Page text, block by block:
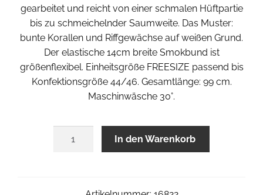
gearbeitet und reicht von einer schmalen Hüftpartie
bis zu schmeichelnder Saumweite. Das Muster:
bunte Korallen und Riffgewächse auf weißen Grund.
Der elastische 14cm breite Smokbund ist
größenflexibel. Einheitsgröße FREESIZE passend bis
Konfektionsgröße 44/46. Gesamtlänge: 99 cm.
Maschinwäsche 30°.
In den Warenkorb